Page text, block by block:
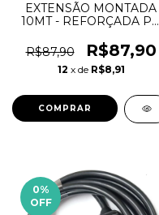
EXTENSÃO MONTADA
10MT - REFORÇADA PP
R$87,90
R$87,90
12 x de R$8,91
0%
OFF